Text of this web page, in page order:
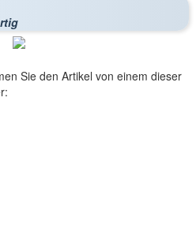
Sie den Artikel von einem dieser